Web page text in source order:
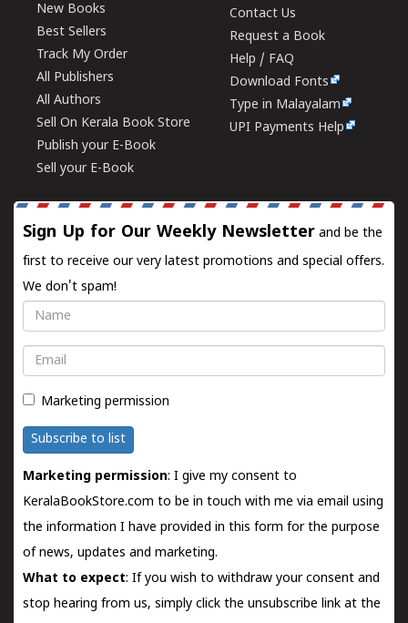
New Books
Best Sellers
Track My Order
All Publishers
All Authors
Sell On Kerala Book Store
Publish your E-Book
Sell your E-Book
Contact Us
Request a Book
Help / FAQ
Download Fonts
Type in Malayalam
UPI Payments Help
Sign Up for Our Weekly Newsletter and be the
first to receive our very latest promotions and special offers.
We don't spam!
Name
Email
Marketing permission
Subscribe to list
Marketing permission: I give my consent to
KeralaBookStore.com to be in touch with me via email using
the information I have provided in this form for the purpose
of news, updates and marketing.
What to expect: If you wish to withdraw your consent and
stop hearing from us, simply click the unsubscribe link at the